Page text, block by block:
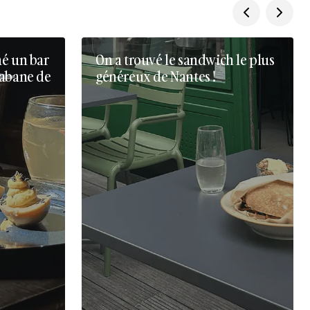
un bar
de
On a trouvé le sandwich le plus
généreux de Nantes !